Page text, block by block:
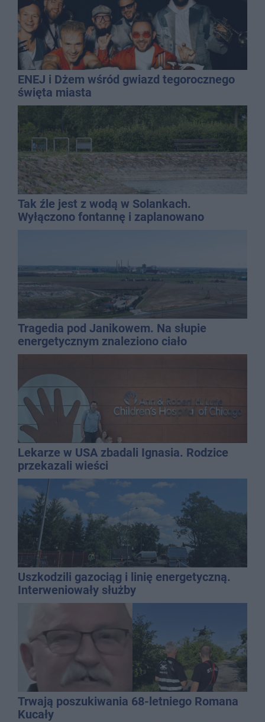
ENEJ i Dżem wśród gwiazd tegorocznego
święta miasta
Tak źle jest z wodą w Solankach.
Wyłączono fontannę i zaplanowano
Tragedia pod Janikowem. Na słupie
energetycznym znaleziono ciało
mężczyzny
Lekarze w USA zbadali Ignasia. Rodzice
przekazali wieści
Uszkodzili gazociąg i linię energetyczną.
Interweniowały służby
Trwają poszukiwania 68-letniego Romana
Kucały